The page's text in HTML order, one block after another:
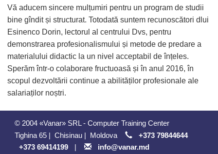
Vă aducem sincere mulțumiri pentru un program de studii
bine gîndit și structurat. Totodată suntem recunoscători dlui
Esinenco Dorin, lectorul al centrului Dvs, pentru
demonstrarea profesionalismului și metode de predare a
materialului didactic la un nivel acceptabil de înțeles.
Sperăm într-o colaborare fructuoasă și în anul 2016, în
scopul dezvoltării continue a abilităților profesionale ale
salariaților noștri.
© 2004 «Vanar» SRL - Computer Training Center
Tighina 65 | Chisinau | Moldova
+373 79844644
+373 69414199
| info@vanar.md